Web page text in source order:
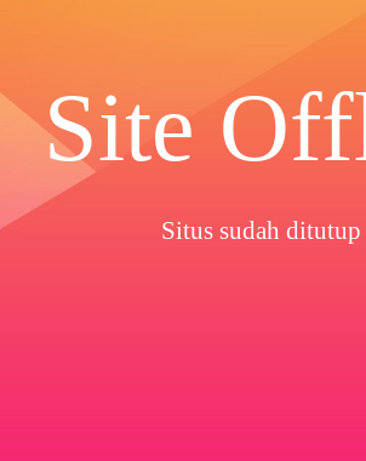
Site
Situs sudah